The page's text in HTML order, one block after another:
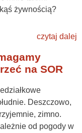
żywnością?
czytaj dalej
na SOR
Deszczowo,
zimno.
od pogody w